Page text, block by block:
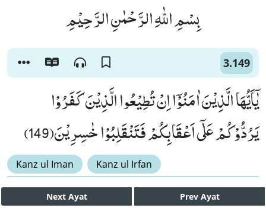
بِسْمِ اللّٰهِ الرَّحْمٰنِ الرَّحِیْمِ
3.149
یٰۤاَیُّهَا الَّذِیْنَ اٰمَنُوْۤا اِنْ تُطِیْعُوا الَّذِیْنَ كَفَرُوْا
یَرُدُّوْكُمْ عَلٰۤى اَعْقَابِكُمْ فَتَنْقَلِبُوْا خٰسِرِیْنَ(149)
Kanz ul Iman Kanz ul Irfan
Next Ayat Prev Ayat